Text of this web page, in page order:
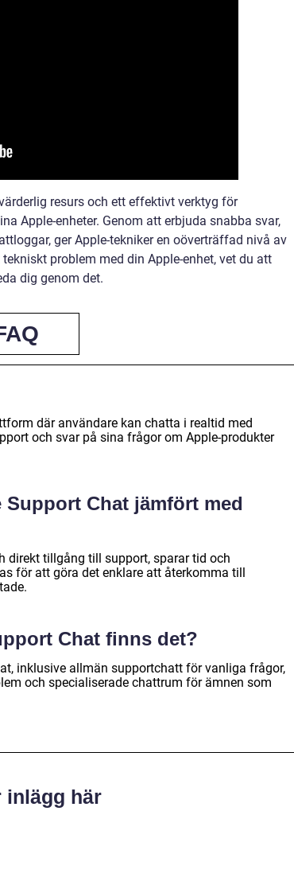
resurs och ett effektivt verktyg för
Apple-enheter. Genom att erbjuda snabba svar,
ger Apple-tekniker en oöverträffad nivå av
problem med din Apple-enhet, vet du att
dig genom det.
där användare kan chatta i realtid med
och svar på sina frågor om Apple-produkter
Chat jämfört med
direkt tillgång till support, sparar tid och
för att göra det enklare att återkomma till
Chat finns det?
inklusive allmän supportchatt för vanliga frågor,
och specialiserade chattrum för ämnen som
inlägg här